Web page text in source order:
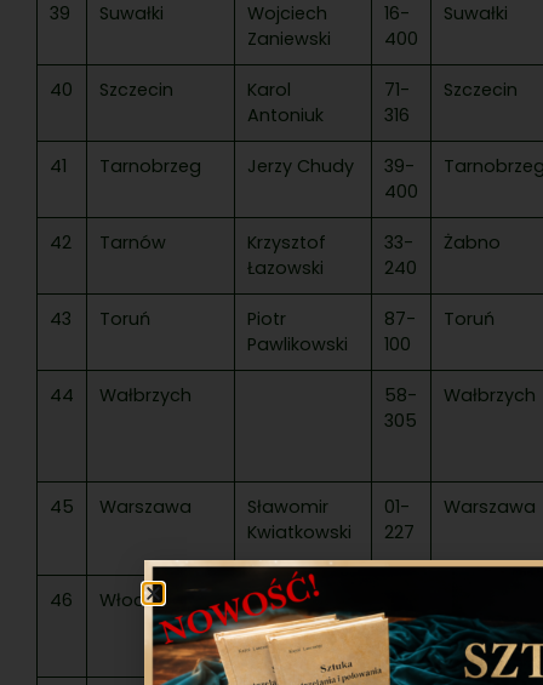
39 Suwałki
Wojciech
Zaniewski
16-
400
Suwałki
40 Szczecin
Karol
Antoniuk
71-
316
Szczecin
41 Tarnobrzeg Jerzy Chudy
39-
400
42 Tarnów
Krzysztof
Łazowski
33-
240
Żabno
43 Toruń
Piotr
Pawlikowski
87-
100
Toruń
44 Wałbrzych
58-
305
Wałbrzych
45 Warszawa
Sławomir
Kwiatkowski
01-
227
Warszawa
46 Włocławek
Adam
Rejmak
800